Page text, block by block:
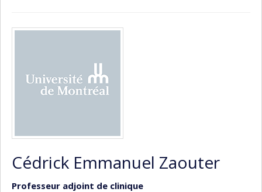
Cédrick Emmanuel Zaouter
Professeur adjoint de clinique